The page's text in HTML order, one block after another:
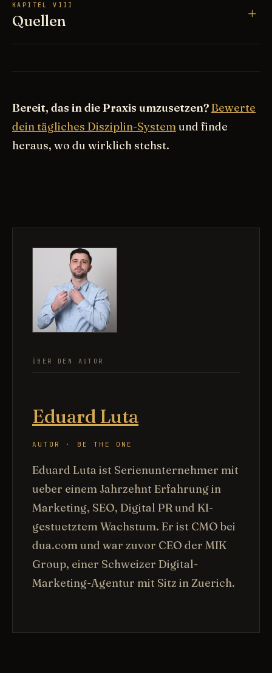
KAPITEL VIII
Quellen
Bereit, das in die Praxis umzusetzen?Bewerte
dein tägliches Disziplin-Systemund finde
heraus, wo du wirklich stehst.
ÜBER DEN AUTOR
Eduard Luta
AUTOR · BE THE ONE
Eduard Luta ist Serienunternehmer mit
ueber einem Jahrzehnt Erfahrung in
Marketing, SEO, Digital PR und KI-
gestuetztem Wachstum. Er ist CMO bei
dua.com und war zuvor CEO der MIK
Group, einer Schweizer Digital-
Marketing-Agentur mit Sitz in Zuerich.